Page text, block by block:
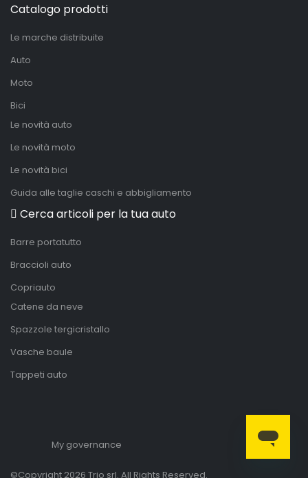
Catalogo prodotti
Le marche distribuite
Auto
Moto
Bici
Le novità auto
Le novità moto
Le novità bici
Guida alle taglie caschi e abbigliamento
Cerca articoli per la tua auto
Barre portatutto
Braccioli auto
Copriauto
Catene da neve
Spazzole tergicristallo
Vasche baule
Tappeti auto
My governance
©Copyright 2026 Trio srl. All Rights Reserved.